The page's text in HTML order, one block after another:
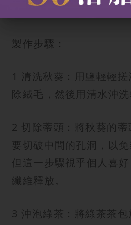
室溫水 1公升
製作步驟：
1 清洗秋葵：用鹽輕輕
除絨毛，然後用清水沖洗
2 切除蒂頭：將秋葵的蒂
要切破中間的孔洞，以免
但這一步驟視乎個人喜
纖維釋放。
3 沖泡綠茶：將綠茶茶包